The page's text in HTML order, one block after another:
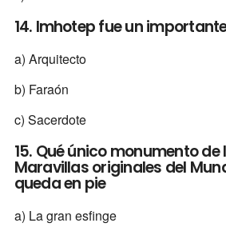
14. Imhotep fue un
a) Arquitecto
b) Faraón
c) Sacerdote
15. Qué único monumento de
Maravillas originales del
queda en pie
a) La gran esfinge